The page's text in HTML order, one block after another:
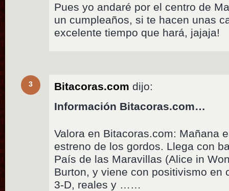
Pues yo andaré por el centro de
un cumpleaños, si te hacen unas
excelente tiempo que hará, jajaja!
3 Bitacoras.com dijo:
Información Bitacoras.com…
Valora en Bitacoras.com: Mañana
estreno de los gordos. Llega con
País de las Maravillas (Alice in
Burton, y viene con positivismo en
3-D, reales y ……